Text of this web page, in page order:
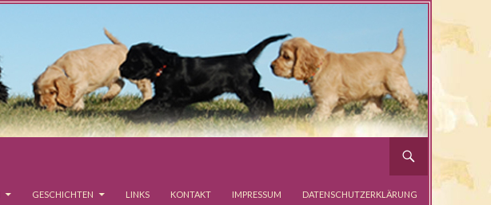
GESCHICHTEN LINKS KONTAKT IMPRESSUM DATENSCHUTZERKLÄRUNG